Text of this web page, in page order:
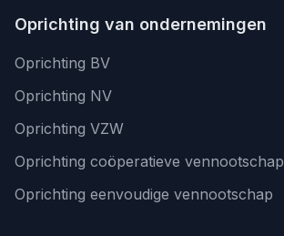
Oprichting van ondernemingen
Oprichting BV
Oprichting NV
Oprichting VZW
Oprichting coöperatieve vennootschap
Oprichting eenvoudige vennootschap